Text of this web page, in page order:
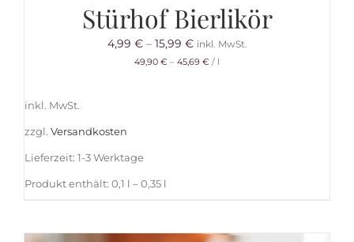
Stürhof Bierlikör
4,99 €– 15,99 € inkl. MwSt.
49,90 € – 45,69 € / l
inkl. MwSt.
zzgl. Versandkosten
Lieferzeit: 1-3 Werktage
Produkt enthält: 0,1 l – 0,35 l